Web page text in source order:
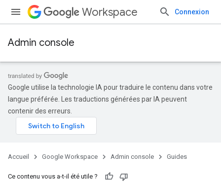
Workspace Connexion
Admin console
Google utilise la technologie IA pour traduire le contenu dans votre
langue préférée. Les traductions générées par IA peuvent
contenir des erreurs.
Accueil Google Workspace Admin console Guides
Ce contenu vous a-t-il été utile ?